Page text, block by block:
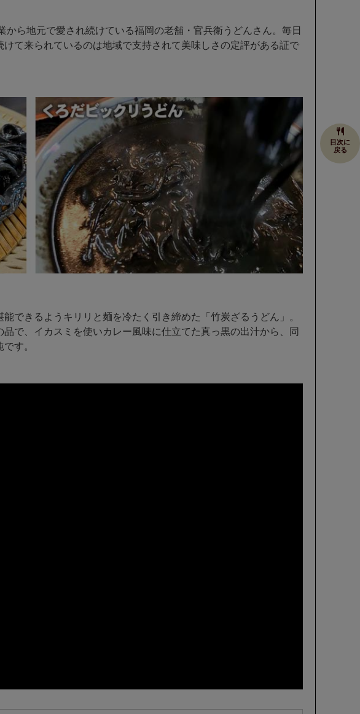
ら地元で愛され続けている福岡の老舗・官兵衛うどんさん。毎日
て来られているのは地域で支持されて美味しさの定評がある証で
できるようキリリと麺を冷たく引き締めた「竹炭ざるうどん」。
で、イカスミを使いカレー風味に仕立てた真っ黒の出汁から、同
す。
目次に
戻る